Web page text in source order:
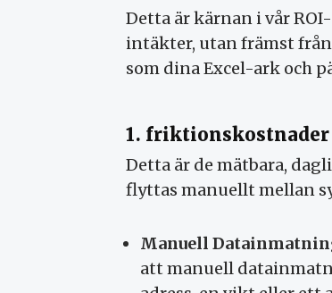
Detta är kärnan i vår
intäkter, utan främst
som dina Excel-ark och
1.
Detta är de mätbara,
flyttas manuellt mellan
Manuell
att manuell